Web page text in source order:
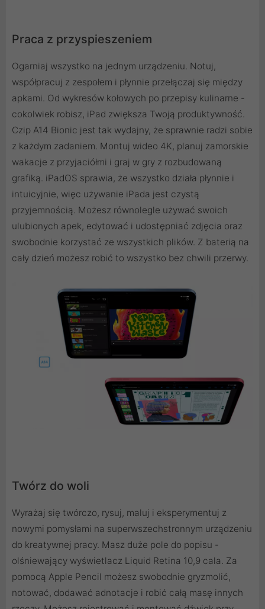
Praca z przyspie­szeniem
Ogarniaj wszystko na jednym urządzeniu. Notuj,
współpracuj z zespołem i płynnie przełączaj się między
apkami. Od wykresów kołowych po przepisy kulinarne -
cokolwiek robisz, iPad zwiększa Twoją produktywność.
Czip A14 Bionic jest tak wydajny, że sprawnie radzi sobie
z każdym zadaniem. Montuj wideo 4K, planuj zamorskie
wakacje z przyjaciółmi i graj w gry z rozbudowaną
grafiką. iPadOS sprawia, że wszystko działa płynnie i
intuicyjnie, więc używanie iPada jest czystą
przyjemnością. Możesz równolegle używać swoich
ulubionych apek, edytować i udostępniać zdjęcia oraz
swobodnie korzystać ze wszystkich plików. Z baterią na
cały dzień możesz robić to wszystko bez chwili przerwy.
Twórz do woli
Wyrażaj się twórczo, rysuj, maluj i eksperymentuj z
nowymi pomysłami na superwszechstronnym urządzeniu
do kreatywnej pracy. Masz duże pole do popisu -
olśniewający wyświetlacz Liquid Retina 10,9 cala. Za
pomocą Apple Pencil możesz swobodnie gryzmolić,
notować, dodawać adnotacje i robić całą masę innych